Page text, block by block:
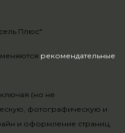
рекомендательные
(но не
фотографическую и
и оформление страниц,
Плюс"